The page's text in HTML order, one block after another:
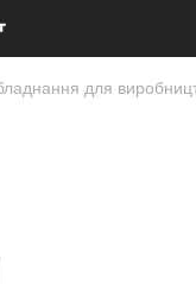
для